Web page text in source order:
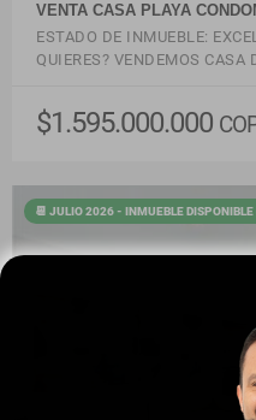
VENTA CASA PLAYA
ESTADO DE INMUEBLE:
QUIERES? VENDEMOS CASA
$1.595.000.000
📆 JULIO 2026 - INMUEBLE DISPONIBLE
VER